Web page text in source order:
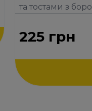
та тостами з
225 грн